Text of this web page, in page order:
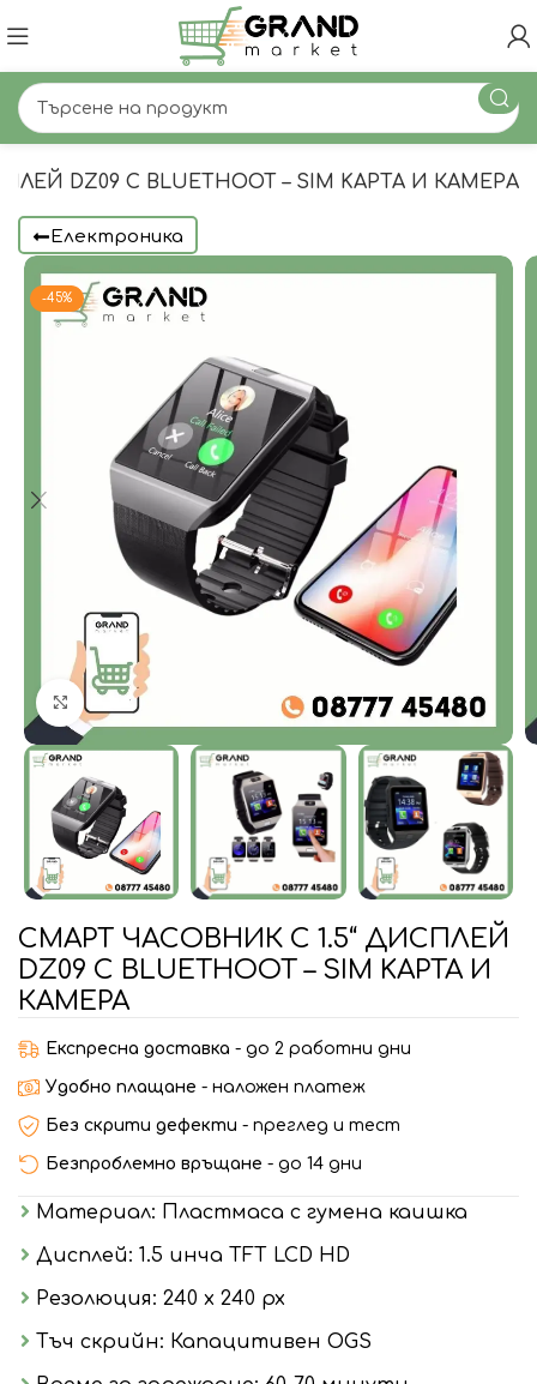
DZ09 С BLUETHOOT – SIM KАРТА И КАМЕРА
Електроника
-45%
Увеличи
СМАРТ ЧАСОВНИК С 1.5“ ДИСПЛЕЙ
DZ09 С BLUETHOOT – SIM KАРТА И
КАМЕРА
Експресна доставка - до 2 работни дни
Удобно плащане - наложен платеж
Без скрити дефекти - преглед и тест
Безпроблемно връщане - до 14 дни
Материал: Пластмаса с гумена каишка
Дисплей: 1.5 инча TFT LCD HD
Резолюция: 240 x 240 px
Тъч скрийн: Капацитивен OGS